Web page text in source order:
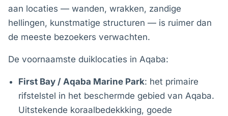
aan locaties — wanden, wrakken, zandige
hellingen, kunstmatige structuren — is ruimer dan
de meeste bezoekers verwachten.
De voornaamste duiklocaties in Aqaba:
First Bay / Aqaba Marine Park: het primaire
rifstelstel in het beschermde gebied van Aqaba.
Uitstekende koraalbedekkking, goede